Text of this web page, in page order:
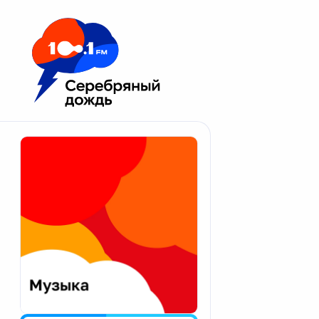
Москва 100.1 FM
Апатиты
Екатеринбург
Калининград
Калуга